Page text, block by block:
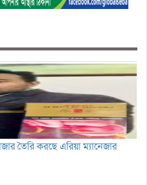
তৈরি করছে এরিয়া ম্যানেজার